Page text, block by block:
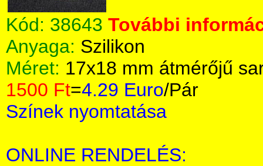
Kód: 38643 További
Anyaga: Szilikon
Méret: 17x18 mm átmérőjű
1500 Ft=4.29 Euro/Pár
Színek nyomtatása
ONLINE RENDELÉS: